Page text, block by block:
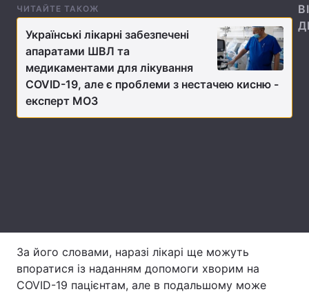
Лонгріди
Відео з Youtube Статті
Інтерв'ю
ЧИТАЙТЕ ТАКОЖ
Українські лікарні забезпечені
апаратами ШВЛ та
медикаментами для лікування
COVID-19, але є проблеми з нестачею кисню -
експерт МОЗ
За його словами, наразі лікарі ще можуть
впоратися із наданням допомоги хворим на
COVID-19 пацієнтам, але в подальшому може